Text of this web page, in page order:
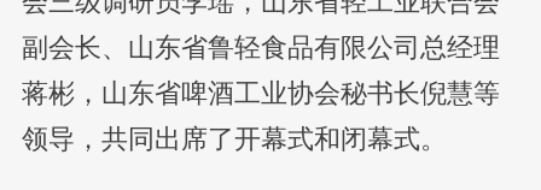
副会长、山东省鲁轻食品有限公司总经理
蒋彬，山东省啤酒工业协会秘书长倪慧等
领导，共同出席了开幕式和闭幕式。